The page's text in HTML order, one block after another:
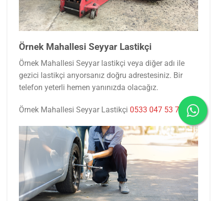
Örnek Mahallesi Seyyar Lastikçi
Örnek Mahallesi Seyyar lastikçi veya diğer adı ile
gezici lastikçi arıyorsanız doğru adrestesiniz. Bir
telefon yeterli hemen yanınızda olacağız.
Örnek Mahallesi Seyyar Lastikçi 0533 047 53 77